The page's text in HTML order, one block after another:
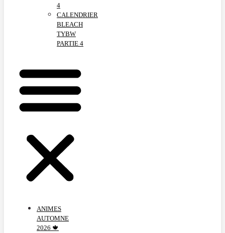
4
CALENDRIER
BLEACH
TYBW
PARTIE 4
ANIMES
AUTOMNE
2026 🍁